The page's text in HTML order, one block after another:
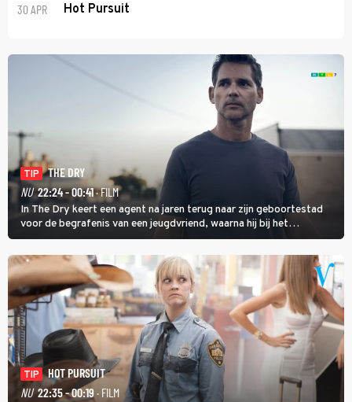
30 APR Hot Pursuit
TIP
THE DRY
NU 22:24 - 00:41· FILM
In The Dry keert een agent na jaren terug naar zijn geboortestad
voor de begrafenis van een jeugdvriend, waarna hij bij het
onderzoeken van diens dood een verband begint te vermoeden
met een oude zaak.
TIP
HOT PURSUIT
NU 22:35 - 00:19· FILM